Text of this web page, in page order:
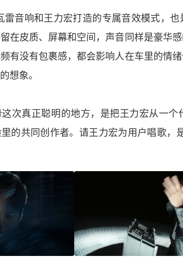
雷音响和王力宏打造的专属音效模式，
在皮质、屏幕和空间，声音同样是豪华
有没有包裹感，都会影响人在车里的情
想象。
次真正聪明的地方，是把王力宏从一
的共同创作者。请王力宏为用户唱歌，